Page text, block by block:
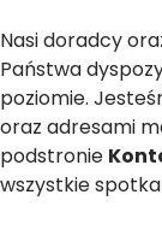
Nasi doradcy
Państwa
poziomie.
oraz adresami
podstronie
wszystkie